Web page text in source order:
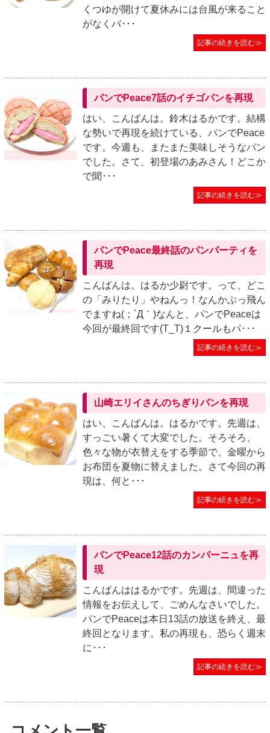
くつゆが開けて夏休みには台風が来ること
がなくバ･･･
記事の続きを読む≫
パンでPeace7話のイチゴパンを再現
はい、こんばんは。鈴木はるかです。結構
な勢いで再現を続けている、パンでPeace
です。今週も、またまた美味しそうなパン
でした。さて、初登場のあみさん！どこか
で聞･･･
記事の続きを読む≫
パンでPeace最終話のパンパーティを
再現
こんばんは。はるか少尉です。って、どこ
の「みりたり」やねんっ！なんかぶっ飛ん
でますね(；´Д｀)なんと、パンでPeaceは
今回が最終回です(T_T)１クールもパ･･･
記事の続きを読む≫
山崎エリイさんのちぎりパンを再現
はい、こんばんは。はるかです。先週は、
すっごい暑くて大変でした。そろそろ、
色々な物が衣替えをする季節で、金曜から
お布団を夏物に替えました。さて今回の再
現は、何と･･･
記事の続きを読む≫
パンでPeace12話のカンパーニュを再
現
こんばんははるかです。先週は、間違った
情報をお伝えして、ごめんなさいでした。
パンでPeaceは本日13話の放送を終え、最
終回となります。私の再現も、恐らく週末
に･･･
記事の続きを読む≫